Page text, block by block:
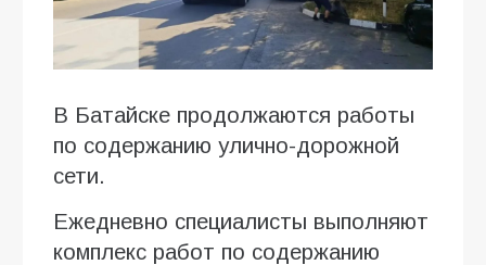
В Батайске продолжаются работы
по содержанию улично-дорожной
сети.
Ежедневно специалисты выполняют
комплекс работ по содержанию